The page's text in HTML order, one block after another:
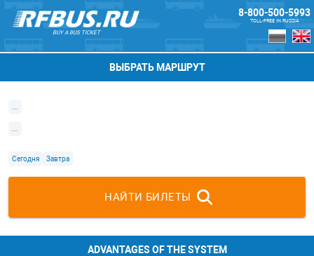
BUY A BUS TICKET
8-800-500-5993
TOLL-FREE IN RUSSIA
ВЫБРАТЬ МАРШРУТ
Сегодня Завтра
НАЙТИ БИЛЕТЫ
ADVANTAGES OF THE SYSTEM